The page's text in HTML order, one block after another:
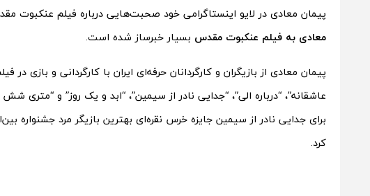
پیمان معادی در لایو اینستاگرامی خود صحبت‌هایی درباره فیلم عنکبوت
معادی به فیلم عنکبوت مقدس بسیار خبرساز شده است.
پیمان معادی از بازیگران و کارگردانان حرفه‌ای ایران با کارگردانی و بازی
عاشقانه”، “درباره الی”، “جدایی نادر از سیمین”، “ابد و یک روز” و
کرد.